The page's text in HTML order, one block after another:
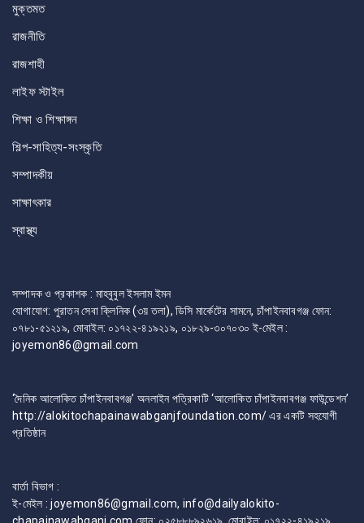
মুক্তমত
রাজনীতি
রাজশাহী
লাইফ স্টাইল
শিক্ষা ও শিক্ষাঙ্গন
শিল্প-সাহিত্য-সংস্কৃতি
সম্পাদকীয়
সাক্ষাৎকার
স্বাস্থ্য
সম্পাদক ও প্রকাশক : মাহবুবুল ইসলাম ইমন
যোগাযোগ: পুরাতন সেবা ক্লিনিক (৩য় তলা), ডিসি মার্কেটের সামনে, চাঁপাইনবাবগঞ্জ ফোন:
০৭৮১-৫১২১৯, মোবাইল: ০১৭২২-৪১৯২১৯, ০১৮২৯-৩০৭০৩০ ই-মেইল :
joyemon86@gmail.com
‘দৈনিক আলোকিত চাঁপাইনবাবগঞ্জ’ অনলাইন পত্রিকাটি ‘আলোকিত চাঁপাইনবাবগঞ্জ ফাউন্ডেশন’
http://alokitochapainawabganjfoundation.com/ এর একটি সহযোগী
প্রতিষ্ঠান
বার্তা বিভাগ :
ই-মেইল : joyemon86@gmail.com, info@dailyalokito-